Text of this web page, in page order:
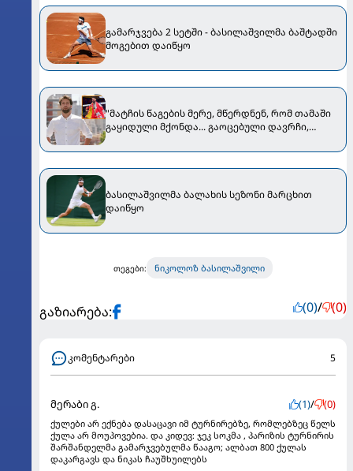
გამარჯვება 2 სეტში - ბასილაშვილმა ბაშტადში
მოგებით დაიწყო
"მატჩის წაგების მერე, მწერდნენ, რომ თამაში
გაყიდული მქონდა... გაოცებული დავრჩი,
ბასილაშვილი თოფურიას მარცხს ეხმაურება
ბასილაშვილმა ბალახის სეზონი მარცხით
დაიწყო
თეგები: ნიკოლოზ ბასილაშვილი
გაზიარება: (0)/ (0)
კომენტარები 5
მერაბი გ. (1)/ (0)
ქულები არ ექნება დასაცავი იმ ტურნირებზე, რომლებზეც წელს
ქულა არ მოუპოვებია. და კიდევ: ჯეკ სოკმა , პარიზის ტურნირის
შარშანდელმა გამარჯვებულმა წააგო; ალბათ 800 ქულას
დაკარგავს და ნიკას ჩაუშხუილებს